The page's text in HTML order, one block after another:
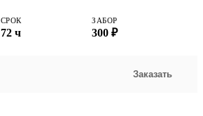
СРОК
72 ч
ЗАБОР
300 ₽
Заказать